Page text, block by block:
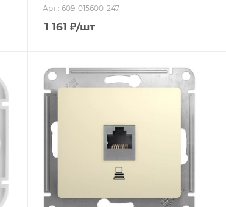
Арт.: 609-015600-247
1 161 ₽/шт